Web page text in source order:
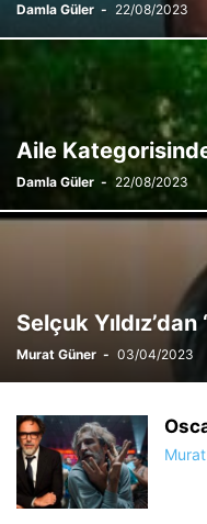
Damla Güler - 22/08/2023
Aile
Damla Güler - 22/08/2023
Selçuk
Murat Güner - 03/04/2023